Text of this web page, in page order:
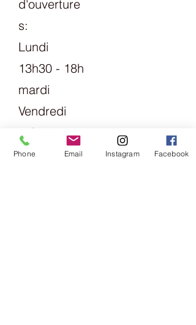
d'ouverture
s:
Lundi
13h30 - 18h
mardi
Vendredi
09h00 -
13h00 &
Phone Email Instagram Facebook